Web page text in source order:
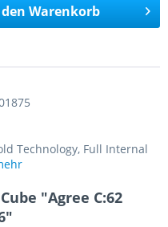
Warenkorb
Technology, Full Internal
"Agree C:62